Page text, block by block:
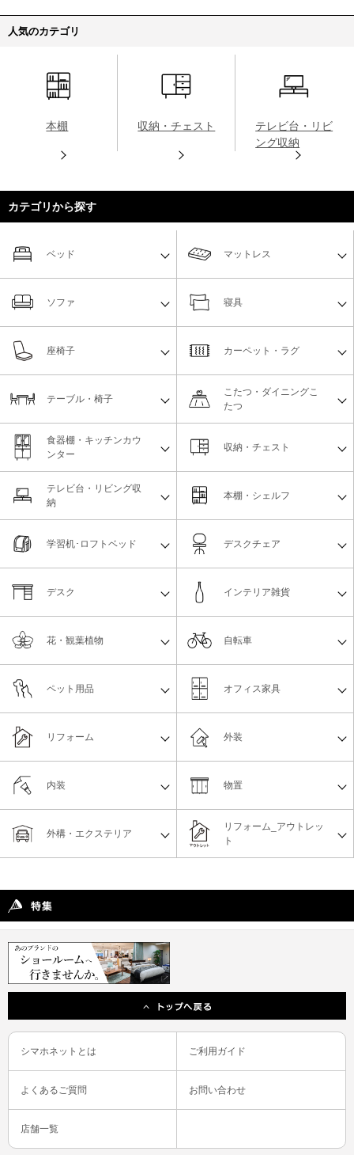
人気のカテゴリ
本棚 収納・チェスト
テレビ台・リビ
ング収納
カテゴリから探す
ベッド マットレス
ソファ 寝具
座椅子 カーペット・ラグ
テーブル・椅子
こたつ・ダイニングこ
たつ
食器棚・キッチンカウ
ンター
収納・チェスト
テレビ台・リビング収
納
本棚・シェルフ
学習机･ロフトベッド デスクチェア
デスク インテリア雑貨
花・観葉植物 自転車
ペット用品 オフィス家具
リフォーム
リフォーム_アウトレッ
ト
物置
外構・エクステリア
外装
内装
シマホネットとは ご利用ガイド
よくあるご質問 お問い合わせ
店舗一覧